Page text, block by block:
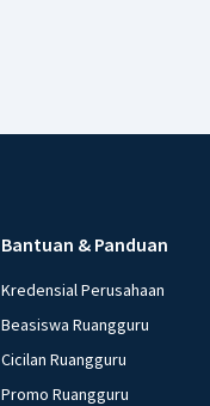
Bantuan & Panduan
Kredensial Perusahaan
Beasiswa Ruangguru
Cicilan Ruangguru
Promo Ruangguru